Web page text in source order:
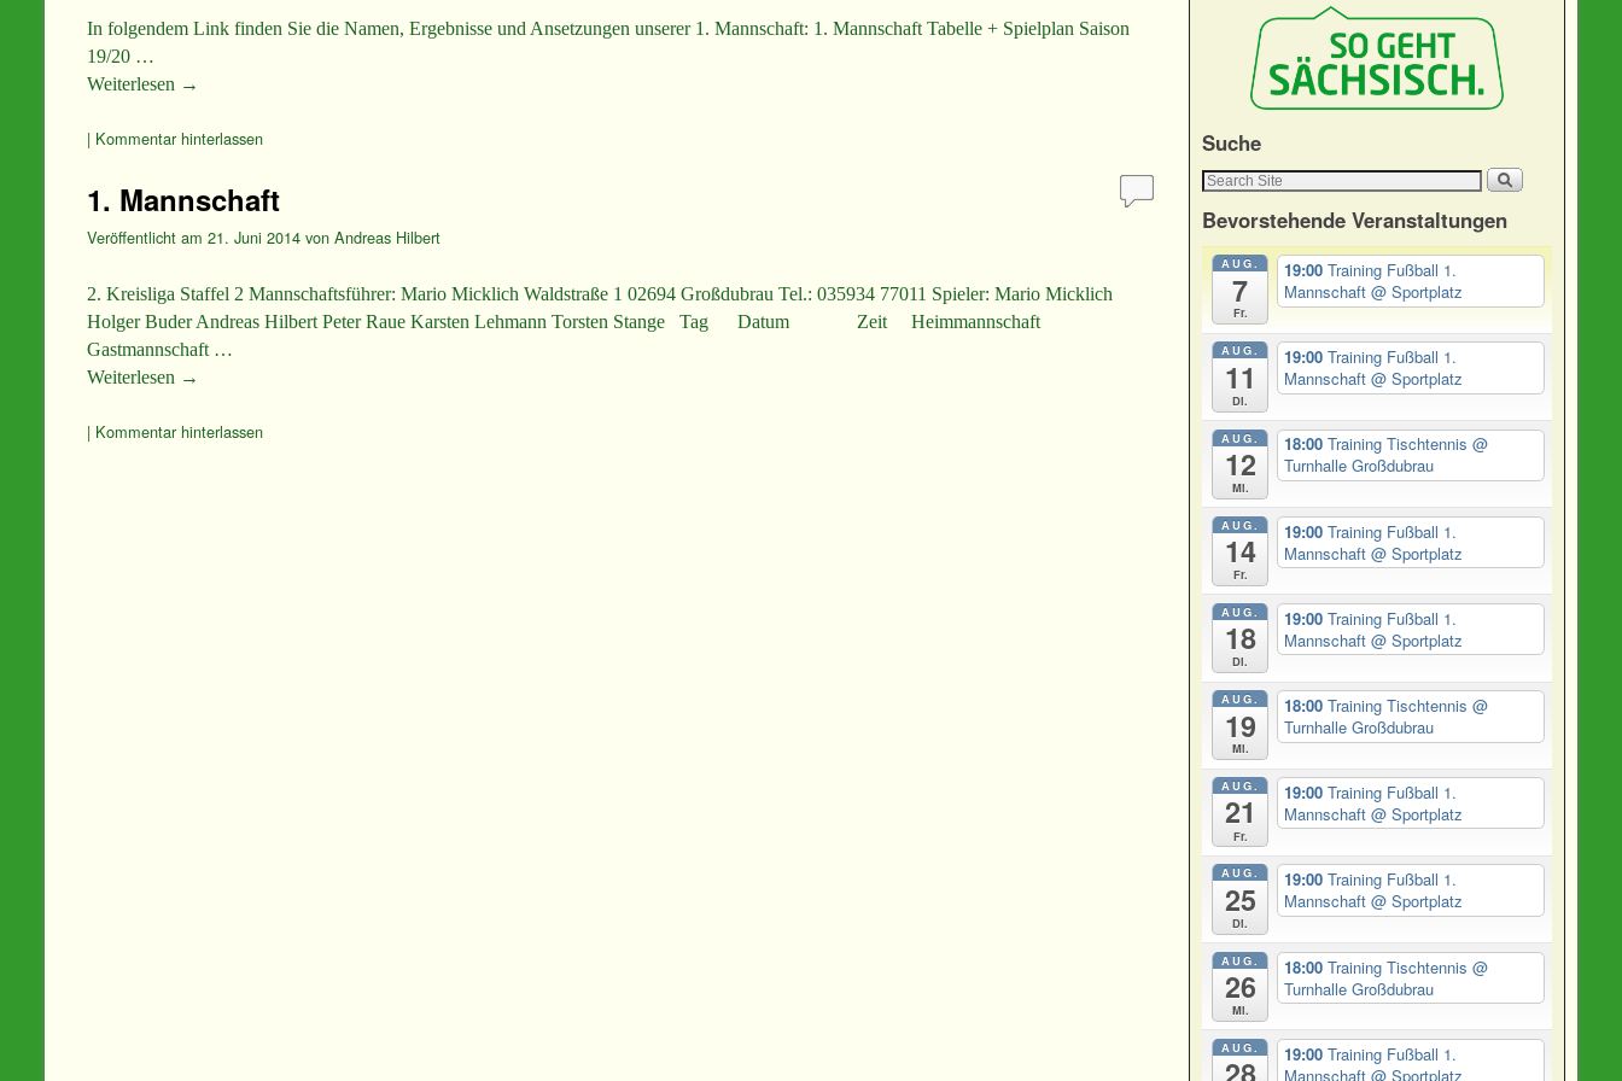
In folgendem Link finden Sie die Namen, Ergebnisse und Ansetzungen unserer 1. Mannschaft: 1. Mannschaft Tabelle + Spielplan Saison
19/20 …
Weiterlesen →
| Kommentar hinterlassen
1. Mannschaft
Veröffentlicht am 21. Juni 2014 von Andreas Hilbert
2. Kreisliga Staffel 2 Mannschaftsführer: Mario Micklich Waldstraße 1 02694 Großdubrau Tel.: 035934 77011 Spieler: Mario Micklich
Holger Buder Andreas Hilbert Peter Raue Karsten Lehmann Torsten Stange Tag Datum Zeit Heimmannschaft
Gastmannschaft …
Weiterlesen →
| Kommentar hinterlassen
Suche
Bevorstehende Veranstaltungen
AUG.
7
Fr.
19:00Training Fußball 1.
Mannschaft@ Sportplatz
AUG.
11
Di.
19:00Training Fußball 1.
Mannschaft@ Sportplatz
AUG.
12
Mi.
18:00Training Tischtennis@
Turnhalle Großdubrau
AUG.
14
Fr.
19:00Training Fußball 1.
Mannschaft@ Sportplatz
AUG.
18
Di.
19:00Training Fußball 1.
Mannschaft@ Sportplatz
AUG.
19
Mi.
18:00Training Tischtennis@
Turnhalle Großdubrau
AUG.
21
Fr.
19:00Training Fußball 1.
Mannschaft@ Sportplatz
AUG.
25
Di.
19:00Training Fußball 1.
Mannschaft@ Sportplatz
AUG.
26
Mi.
18:00Training Tischtennis@
Turnhalle Großdubrau
AUG. 19:00Training Fußball 1.
Mannschaft@ Sportplatz